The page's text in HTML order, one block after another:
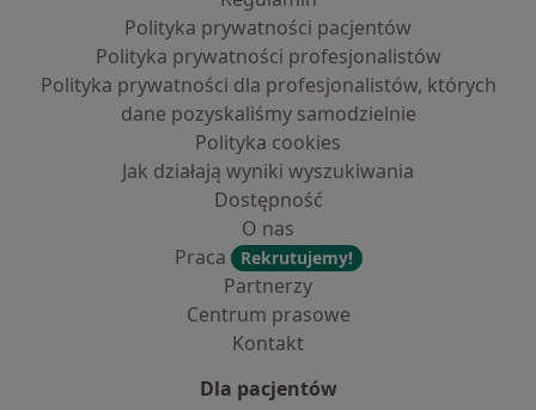
Polityka prywatności pacjentów
Polityka prywatności profesjonalistów
Polityka prywatności dla profesjonalistów, których
dane pozyskaliśmy samodzielnie
Polityka cookies
Jak działają wyniki wyszukiwania
Dostępność
O nas
Praca
Rekrutujemy!
Partnerzy
Centrum prasowe
Kontakt
Dla pacjentów